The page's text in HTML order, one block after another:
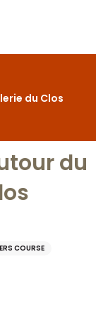
du Clos
du
COURSE